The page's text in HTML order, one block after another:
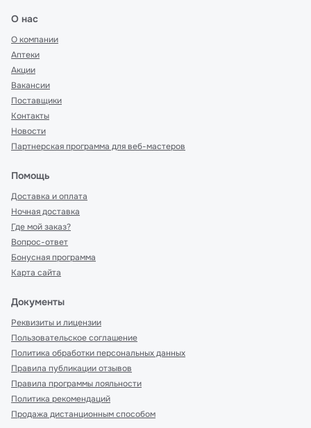
О нас
О компании
Аптеки
Акции
Вакансии
Поставщики
Контакты
Новости
Партнерская программа для веб-мастеров
Помощь
Доставка и оплата
Ночная доставка
Где мой заказ?
Вопрос-ответ
Бонусная программа
Карта сайта
Документы
Реквизиты и лицензии
Пользовательское соглашение
Политика обработки персональных данных
Правила публикации отзывов
Правила программы лояльности
Политика рекомендаций
Продажа дистанционным способом